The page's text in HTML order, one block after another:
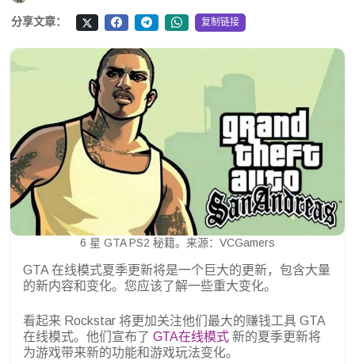
分享文章： 复制链接
6 星 GTA PS2 秘籍。来源：VCGamers
GTA 在线模式夏季更新将是一个巨大的更新，包含大量
的新内容和变化。您应该了解一些重大变化。
看起来 Rockstar 将更加关注他们最大的赚钱工具 GTA
在线模式。他们宣布了 GTA在线模式 新的夏季更新将
为游戏带来新的功能和游戏玩法变化。